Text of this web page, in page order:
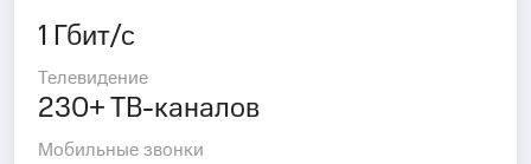
1 Гбит/с
Телевидение
230+ ТВ-каналов
Мобильные звонки